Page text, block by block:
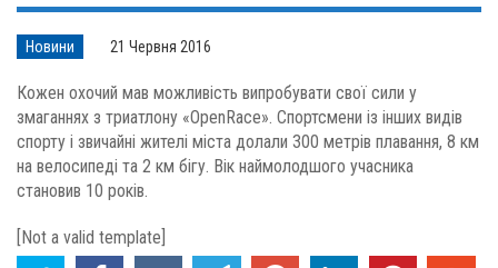
Новини 21 Червня 2016
Кожен охочий мав можливість випробувати свої сили у
змаганнях з триатлону «OpenRace». Спортсмени із інших видів
спорту і звичайні жителі міста долали 300 метрів плавання, 8 км
на велосипеді та 2 км бігу. Вік наймолодшого учасника
становив 10 років.
[Not a valid template]